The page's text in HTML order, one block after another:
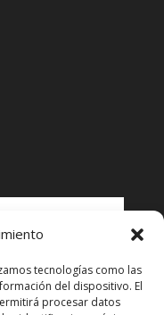
tecnologías como las
del dispositivo. El
procesar datos